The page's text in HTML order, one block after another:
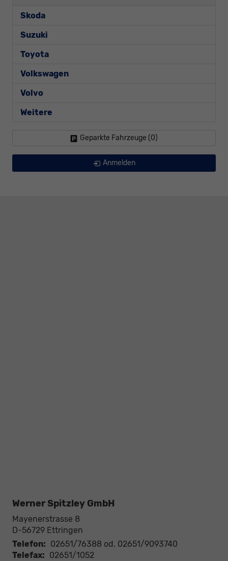
Skoda
Suzuki
Toyota
Volkswagen
Volvo
Weitere
Geparkte Fahrzeuge (0)
Anmelden
Werner Spitzley GmbH
Mayenerstrasse 8
D-56729 Ettringen
Telefon: 02651/76388 od. 02651/9093740
Telefax: 02651/1052